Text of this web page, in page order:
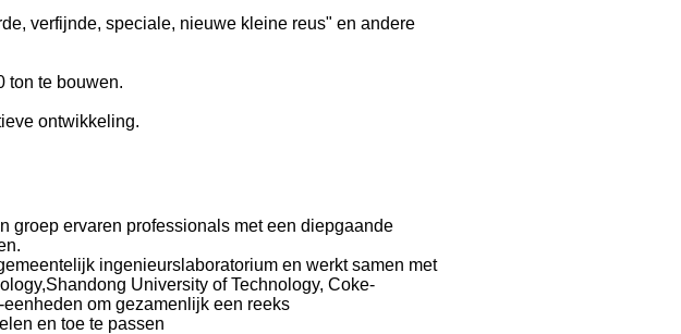
verfijnde, speciale, nieuwe kleine reus" en andere
ton te bouwen.
ontwikkeling.
groep ervaren professionals met een diepgaande
ingenieurslaboratorium en werkt samen met
University of Technology, Coke-
om gezamenlijk een reeks
en toe te passen